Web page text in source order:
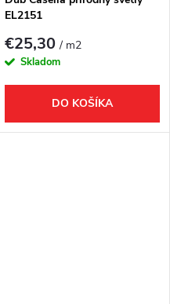
EL2151
€25,30/ m2
Skladom
DO KOŠÍKA